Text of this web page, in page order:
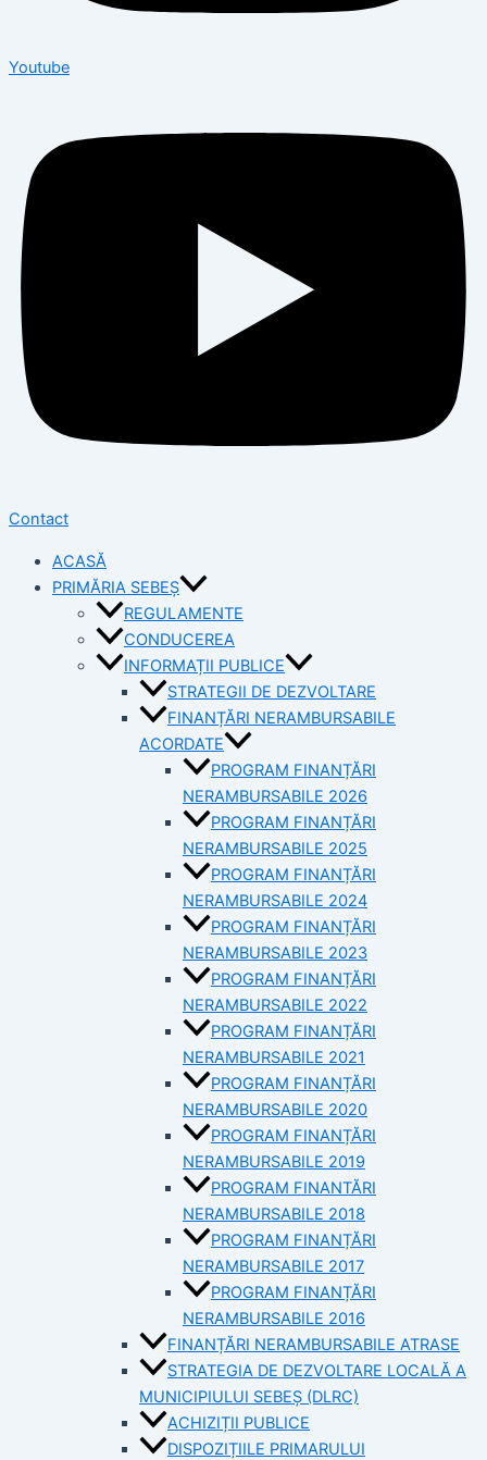
Youtube
Contact
ACASĂ
PRIMĂRIA SEBEȘ
REGULAMENTE
CONDUCEREA
INFORMAȚII PUBLICE
STRATEGII DE DEZVOLTARE
FINANȚĂRI NERAMBURSABILE
ACORDATE
PROGRAM FINANȚĂRI
NERAMBURSABILE 2026
PROGRAM FINANȚĂRI
NERAMBURSABILE 2025
PROGRAM FINANȚĂRI
NERAMBURSABILE 2024
PROGRAM FINANȚĂRI
NERAMBURSABILE 2023
PROGRAM FINANȚĂRI
NERAMBURSABILE 2022
PROGRAM FINANȚĂRI
NERAMBURSABILE 2021
PROGRAM FINANȚĂRI
NERAMBURSABILE 2020
PROGRAM FINANȚĂRI
NERAMBURSABILE 2019
PROGRAM FINANTĂRI
NERAMBURSABILE 2018
PROGRAM FINANȚĂRI
NERAMBURSABILE 2017
PROGRAM FINANȚĂRI
NERAMBURSABILE 2016
FINANȚĂRI NERAMBURSABILE ATRASE
STRATEGIA DE DEZVOLTARE LOCALĂ A
MUNICIPIULUI SEBEȘ (DLRC)
ACHIZIȚII PUBLICE
DISPOZIȚIILE PRIMARULUI